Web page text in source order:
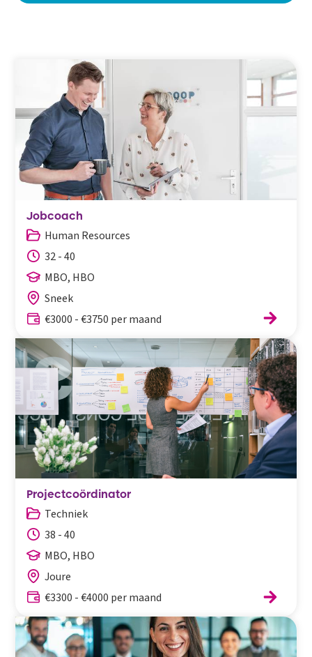
Jobcoach
Human Resources
32 - 40
MBO, HBO
Sneek
€3000 - €3750 per maand
Projectcoördinator
Techniek
38 - 40
MBO, HBO
Joure
€3300 - €4000 per maand